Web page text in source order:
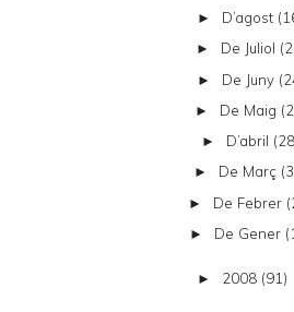
► D’agost
► De Juliol
► De Juny
► De Maig
► D’abril
► De Març
► De Febrer
► De Gener
► 2008 (91)